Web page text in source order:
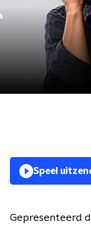
Speel
Gepresenteerd